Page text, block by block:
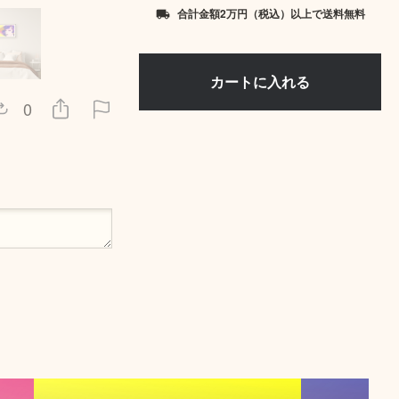
0
local_shipping 合計金額2万円（税込）以上で送料無料